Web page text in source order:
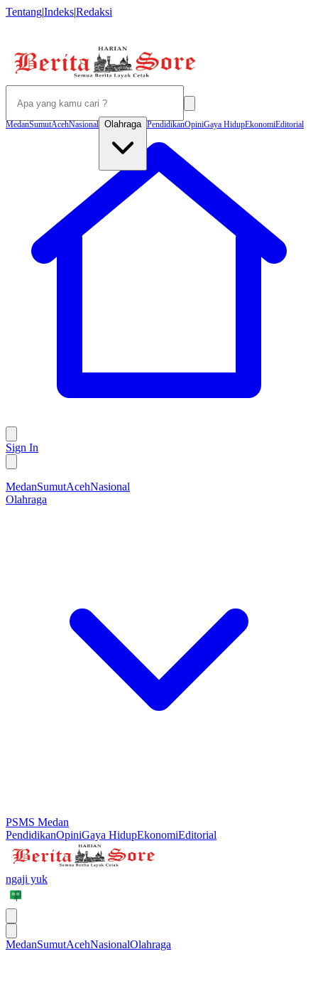
Tentang|Indeks|Redaksi
MedanSumutAcehNasional Olahraga PendidikanOpiniGaya HidupEkonomiEditorial
Sign In
MedanSumutAcehNasional
Olahraga
PSMS Medan
PendidikanOpiniGaya HidupEkonomiEditorial
ngaji yuk
MedanSumutAcehNasionalOlahraga